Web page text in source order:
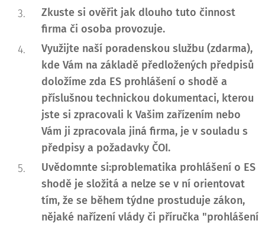
Zkuste si ověřit jak dlouho tuto činnost
firma či osoba provozuje.
Využijte naší poradenskou službu (zdarma),
kde Vám na základě předložených předpisů
doložíme zda ES prohlášení o shodě a
příslušnou technickou dokumentaci, kterou
jste si zpracovali k Vašim zařízením nebo
Vám ji zpracovala jiná firma, je v souladu s
předpisy a požadavky ČOI.
Uvědomnte si:problematika prohlášení o ES
shodě je složitá a nelze se v ní orientovat
tím, že se během týdne prostuduje zákon,
nějaké nařízení vlády či příručka "prohlášení